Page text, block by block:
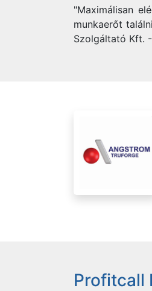
"Maximálisan
munkaerőt
Szolgáltató Kft.
Profitcall